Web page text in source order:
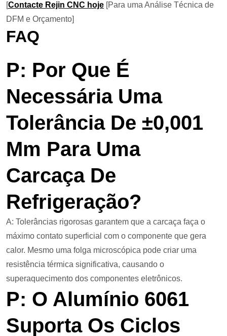
[Contacte Rejin CNC hoje [Para uma Análise Técnica de
DFM e Orçamento]
FAQ
P: Por Que É
Necessária Uma
Tolerância De ±0,001
Mm Para Uma
Carcaça De
Refrigeração?
A: Tolerâncias rigorosas garantem que a carcaça faça o
máximo contato superficial com o componente que gera
calor. Mesmo uma folga microscópica pode criar uma
resistência térmica significativa, causando o
superaquecimento dos componentes eletrônicos.
P: O Alumínio 6061
Suporta Os Ciclos